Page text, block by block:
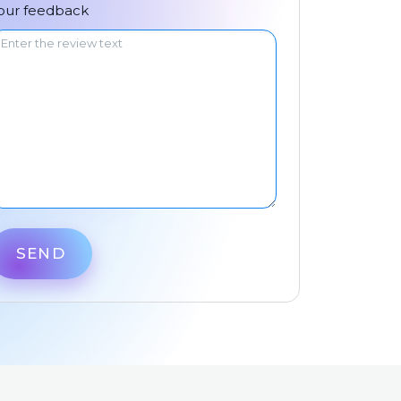
中文
feedback
SEND